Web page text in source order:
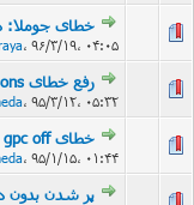
خطای جوملا:
، ۹۶/۳/۱۹، ۰۴:۰۵ صبح
رفع خطای Warning: ini_set() has been disabled for security reasons
، ۹۵/۳/۱۲، ۰۵:۳۲ عصر
خطای magic quotes gpc off در نصب جوملا
، ۹۵/۱/۱۵، ۰۱:۴۴ عصر
پر شدن بدون